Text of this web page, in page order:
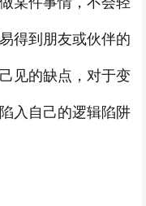
得到朋友或伙伴的
见的缺点，对于变
入自己的逻辑陷阱